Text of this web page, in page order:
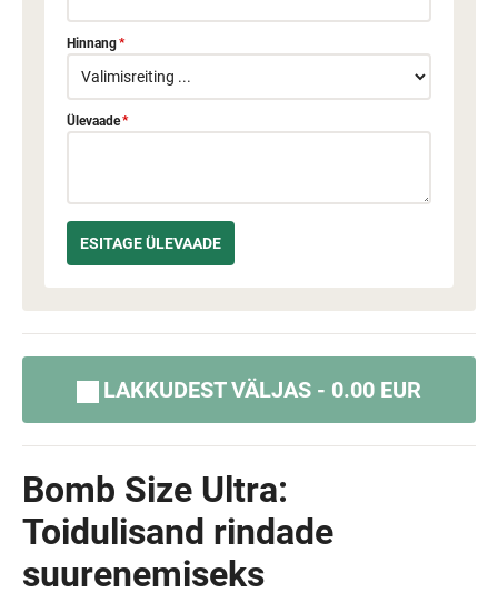
Hinnang*
Ülevaade*
LAKKUDEST VÄLJAS - 0.00 EUR
Bomb Size Ultra:
Toidulisand rindade
suurenemiseks